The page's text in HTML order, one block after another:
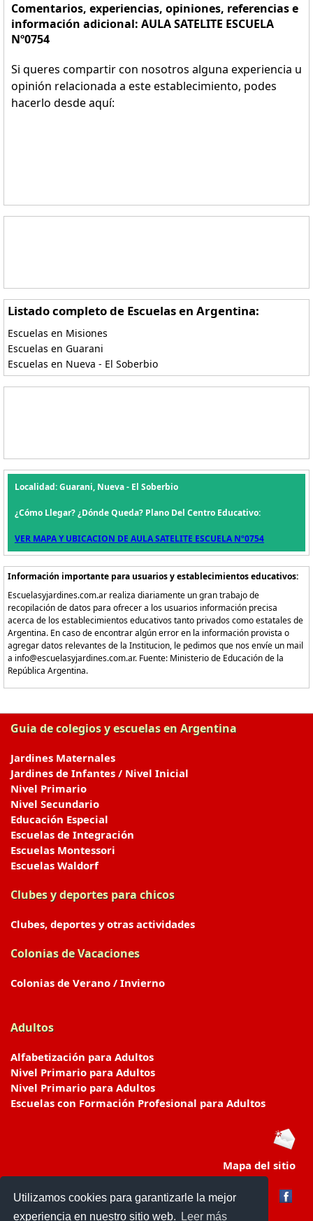
Utilizamos cookies para garantizarle la mejor
experiencia en nuestro sitio web.
Leer más
Comentarios, experiencias, opiniones, referencias e
información adicional: AULA SATELITE ESCUELA
Nº0754
Si queres compartir con nosotros alguna experiencia u
opinión relacionada a este establecimiento, podes
hacerlo desde aquí:
Listado completo de Escuelas en Argentina:
Escuelas en Misiones
Escuelas en Guarani
Escuelas en Nueva - El Soberbio
Localidad: Guarani, Nueva - El Soberbio
¿Cómo Llegar? ¿Dónde Queda? Plano Del Centro Educativo:
VER MAPA Y UBICACION DE AULA SATELITE ESCUELA Nº0754
Información importante para usuarios y establecimientos educativos:
Escuelasyjardines.com.ar realiza diariamente un gran trabajo de
recopilación de datos para ofrecer a los usuarios información precisa
acerca de los establecimientos educativos tanto privados como estatales de
Argentina. En caso de encontrar algún error en la información provista o
agregar datos relevantes de la Institucion, le pedimos que nos envíe un mail
a info@escuelasyjardines.com.ar. Fuente: Ministerio de Educación de la
República Argentina.
Guia de colegios y escuelas en Argentina
Jardines Maternales
Jardines de Infantes / Nivel Inicial
Nivel Primario
Nivel Secundario
Educación Especial
Escuelas de Integración
Escuelas Montessori
Escuelas Waldorf
Clubes y deportes para chicos
Clubes, deportes y otras actividades
Colonias de Vacaciones
Colonias de Verano / Invierno
Adultos
Alfabetización para Adultos
Nivel Primario para Adultos
Nivel Primario para Adultos
Escuelas con Formación Profesional para Adultos
Mapa del sitio